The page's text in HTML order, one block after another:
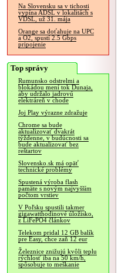
Na Slovensku sa v tichosti
vypína ADSL v lokalitách s
VDSL, už 31. mája
Orange sa doťahuje na UPC
a O2, spustí 2.5 Gbps
pripojenie
Top správy
Rumunsko odstrelmi a
blokádou mení tok Dunaja,
aby udržalo jadrovú
elektráreň v chode
Joj Play výrazne zdražuje
Chrome sa bude
aktualizovať dvakrát
týždenne, v budúcnosti sa
bude aktualizovať bez
reštartov
Slovensko.sk má opäť
technické problémy
Spustená výroba flash
pamäte s novým najvyšším
počtom vrstiev
V Poľsku spustili takmer
gigawatthodinové úložisko,
z LiFePO4 článkov
Telekom pridal 12 GB balík
pre Easy, chce zaň 12 eur
Železnice znižujú kvôli teplu
rýchlosť iba na 50 km/h,
spôsobuje to meškanie